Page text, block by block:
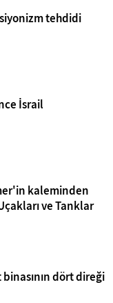
siyonizm tehdidi
İsrail
kaleminden
ve Tanklar
dört direği